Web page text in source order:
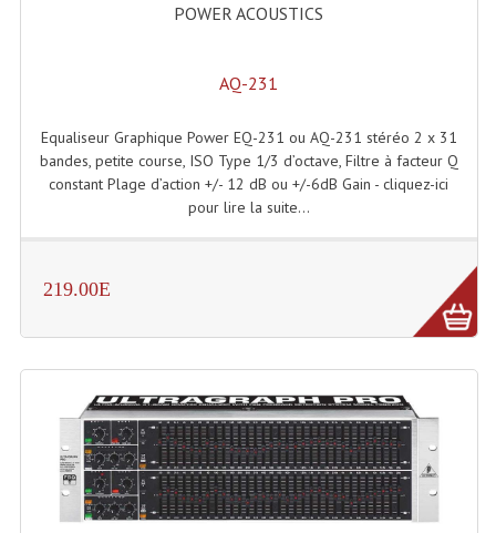
Limiteur De Niveau Sonore
Micro Sans Fil HF VHF 200MHZ
Micro Sans Fil HF UHF 800MHZ
Multi-Effets, Reverbes Etc...
Portes Voix Mégaphones
Pupitre Pour Discours
Samplers, Échantillonneurs
POWER ACOUSTICS
AQ-231
Equaliseur Graphique Power EQ-231 ou AQ-231 stéréo 2 x 31
bandes, petite course, ISO Type 1/3 d’octave, Filtre à facteur Q
constant Plage d’action +/- 12 dB ou +/-6dB Gain - cliquez-ici
pour lire la suite...
219.00E